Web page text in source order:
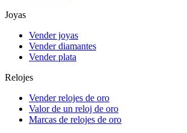
Joyas
Vender joyas
Vender diamantes
Vender plata
Relojes
Vender relojes de oro
Valor de un reloj de oro
Marcas de relojes de oro